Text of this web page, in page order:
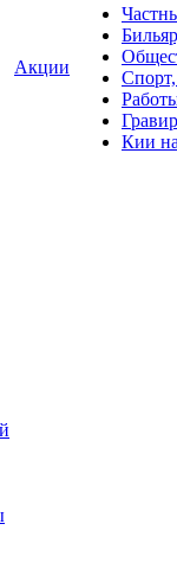
Акции
Кии на